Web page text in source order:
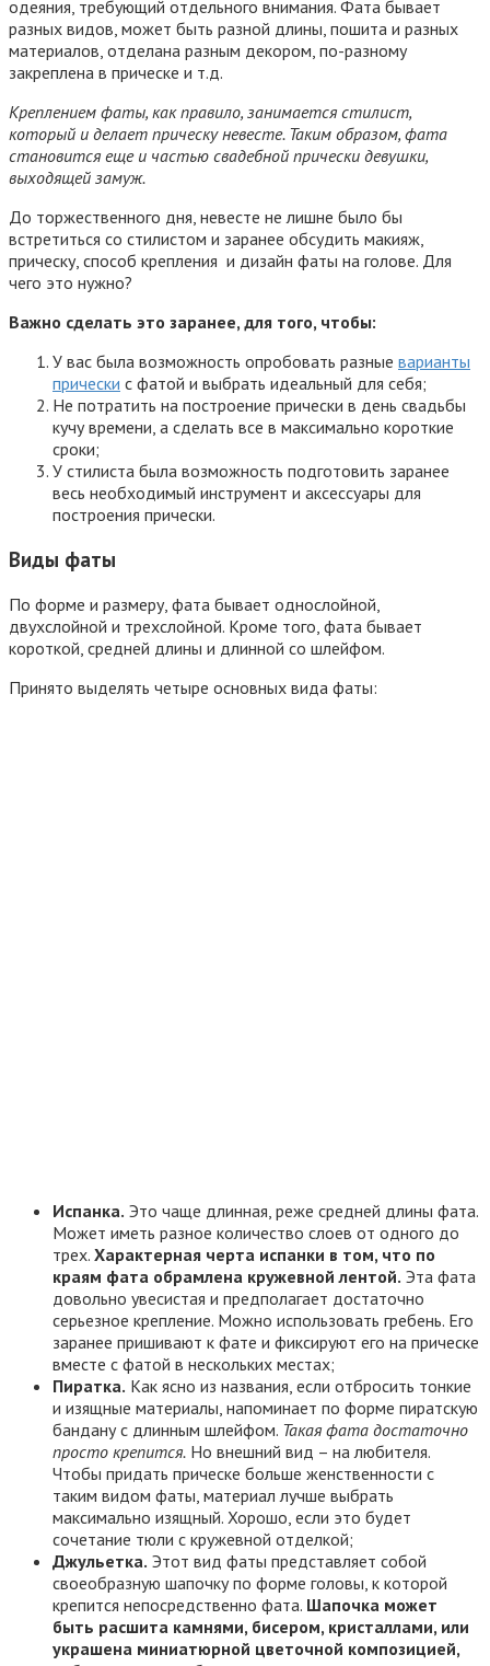
одеяния, требующий отдельного внимания. Фата бывает
разных видов, может быть разной длины, пошита и разных
материалов, отделана разным декором, по-разному
закреплена в прическе и т.д.
Креплением фаты, как правило, занимается стилист,
который и делает прическу невесте. Таким образом, фата
становится еще и частью свадебной прически девушки,
выходящей замуж.
До торжественного дня, невесте не лишне было бы
встретиться со стилистом и заранее обсудить макияж,
прическу, способ крепления и дизайн фаты на голове. Для
чего это нужно?
Важно сделать это заранее, для того, чтобы:
У вас была возможность опробовать разные варианты
прически с фатой и выбрать идеальный для себя;
Не потратить на построение прически в день свадьбы
кучу времени, а сделать все в максимально короткие
сроки;
У стилиста была возможность подготовить заранее
весь необходимый инструмент и аксессуары для
построения прически.
Виды фаты
По форме и размеру, фата бывает однослойной,
двухслойной и трехслойной. Кроме того, фата бывает
короткой, средней длины и длинной со шлейфом.
Принято выделять четыре основных вида фаты:
Испанка. Это чаще длинная, реже средней длины фата.
Может иметь разное количество слоев от одного до
трех. Характерная черта испанки в том, что по
краям фата обрамлена кружевной лентой. Эта фата
довольно увесистая и предполагает достаточно
серьезное крепление. Можно использовать гребень. Его
заранее пришивают к фате и фиксируют его на прическе
вместе с фатой в нескольких местах;
Пиратка. Как ясно из названия, если отбросить тонкие
и изящные материалы, напоминает по форме пиратскую
бандану с длинным шлейфом. Такая фата достаточно
просто крепится. Но внешний вид – на любителя.
Чтобы придать прическе больше женственности с
таким видом фаты, материал лучше выбрать
максимально изящный. Хорошо, если это будет
сочетание тюли с кружевной отделкой;
Джульетка. Этот вид фаты представляет собой
своеобразную шапочку по форме головы, к которой
крепится непосредственно фата. Шапочка может
быть расшита камнями, бисером, кристаллами, или
украшена миниатюрной цветочной композицией,